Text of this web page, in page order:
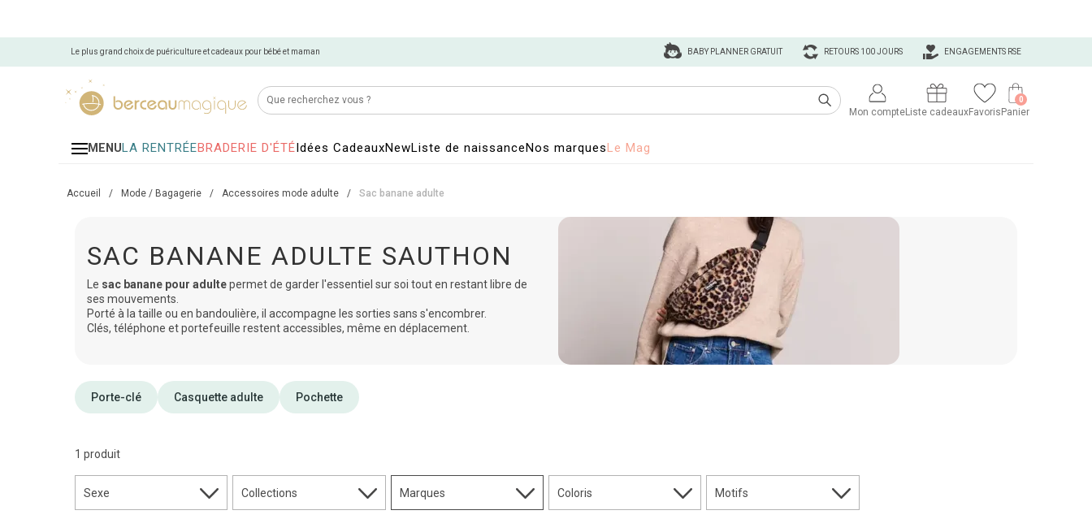
Le plus grand choix de puériculture et cadeaux pour bébé et maman ENGAGEMENTS RSE
RETOURS 100 JOURS
BABY PLANNER GRATUIT
Mon compteListe cadeauxFavorisPanier
0
MENULA RENTRÉEBRADERIE D'ÉTÉIdées CadeauxNewListe de naissanceNos marquesLe Mag
Accueil / Mode / Bagagerie / Accessoires mode adulte / Sac banane adulte
SAC BANANE ADULTE SAUTHON
Le sac banane pour adultepermet de garder l'essentiel sur soi tout en restant libre de
ses mouvements.
Porté à la taille ou en bandoulière, il accompagne les sorties sans s'encombrer.
Clés, téléphone et portefeuille restent accessibles, même en déplacement.
Porte-clé Casquette adulte Pochette
1 produit
Sexe Collections Marques Coloris Motifs